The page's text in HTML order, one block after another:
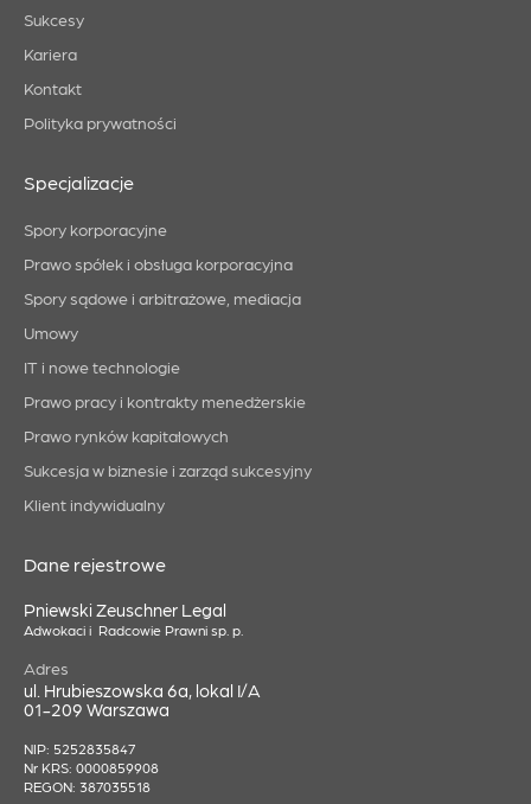
Sukcesy
Kariera
Kontakt
Polityka prywatności
Specjalizacje
Spory korporacyjne
Prawo spółek i obsługa korporacyjna
Spory sądowe i arbitrażowe, mediacja
Umowy
IT i nowe technologie
Prawo pracy i kontrakty menedżerskie
Prawo rynków kapitałowych
Sukcesja w biznesie i zarząd sukcesyjny
Klient indywidualny
Dane rejestrowe
Pniewski Zeuschner Legal
Adwokaci i Radcowie Prawni sp. p.
Adres
ul. Hrubieszowska 6a, lokal I/A
01-209 Warszawa
NIP: 5252835847
Nr KRS: 0000859908
REGON: 387035518